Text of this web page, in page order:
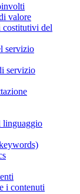
valore
costitutivi del
servizio
servizio
linguaggio
i contenuti